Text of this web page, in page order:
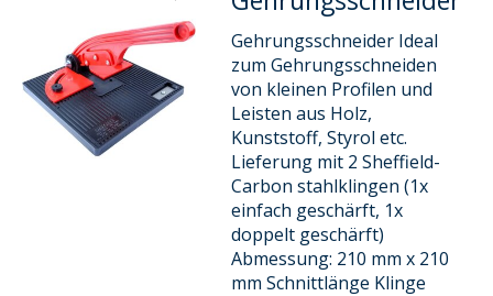
Gehrungsschneider Ideal
zum Gehrungsschneiden
von kleinen Profilen und
Leisten aus Holz,
Kunststoff, Styrol etc.
Lieferung mit 2 Sheffield-
Carbon stahlklingen (1x
einfach geschärft, 1x
doppelt geschärft)
Abmessung: 210 mm x 210
mm Schnittlänge Klinge